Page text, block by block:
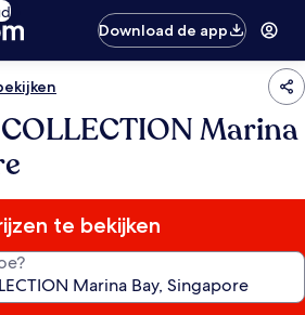
Download de app
Marina
te bekijken